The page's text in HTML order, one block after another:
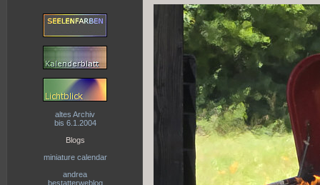
altes Archiv
bis 6.1.2004
Blogs
miniature calendar
andrea
bestatterweblog